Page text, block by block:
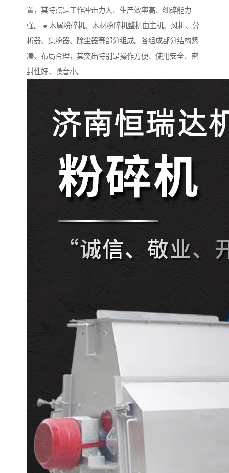
置，其特点是工作冲击力大、生产效率高、细碎能力
强。 ● 木屑粉碎机、木材粉碎机整机由主机、风机、分
析器、集粉器、除尘器等部分组成。各组成部分结构紧
凑、布局合理，其突出特别是操作方便、使用安全、密
封性好，噪音小。